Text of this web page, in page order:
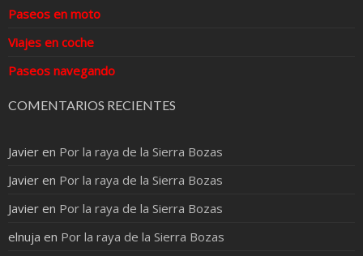
Paseos en moto
Viajes en coche
Paseos navegando
COMENTARIOS RECIENTES
Javier en Por la raya de la Sierra Bozas
Javier en Por la raya de la Sierra Bozas
Javier en Por la raya de la Sierra Bozas
elnuja en Por la raya de la Sierra Bozas